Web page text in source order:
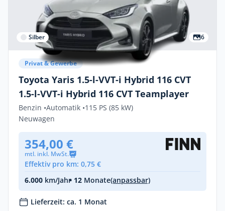
Silber 6
Privat & Gewerbe
Toyota Yaris 1.5-l-VVT-i Hybrid 116 CVT
1.5-l-VVT-i Hybrid 116 CVT Teamplayer
Benzin •Automatik •115 PS (85 kW)
Neuwagen
354,00 €
mtl. inkl. MwSt.
Effektiv pro km: 0,75 €
6.000 km/Jahr• 12 Monate(anpassbar)
Lieferzeit: ca. 1 Monat